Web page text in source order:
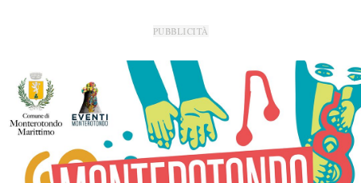
PUBBLICITÀ